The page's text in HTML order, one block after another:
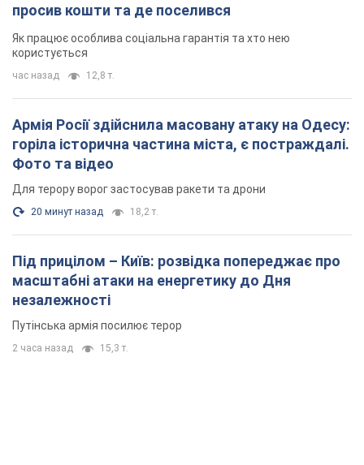
просив кошти та де поселився
Як працює особлива соціальна гарантія та хто нею
користується
час назад 12,8 т.
Армія Росії здійснила масовану атаку на Одесу:
горіла історична частина міста, є постраждалі.
Фото та відео
Для терору ворог застосував ракети та дрони
20 минут назад 18,2 т.
Під прицілом – Київ: розвідка попереджає про
масштабні атаки на енергетику до Дня
незалежності
Путінська армія посилює терор
2 часа назад 15,3 т.